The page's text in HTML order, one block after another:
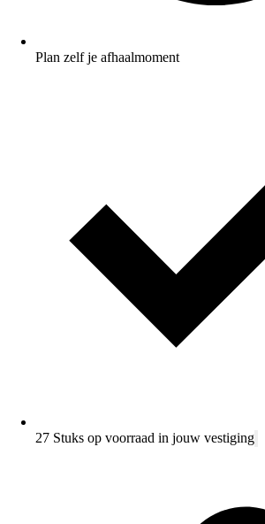
Plan zelf je afhaalmoment
27 Stuks op voorraad in jouw vestiging